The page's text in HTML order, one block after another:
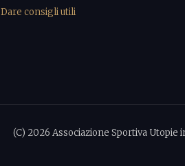
Dare consigli utili
(C) 2026 Associazione Sportiva